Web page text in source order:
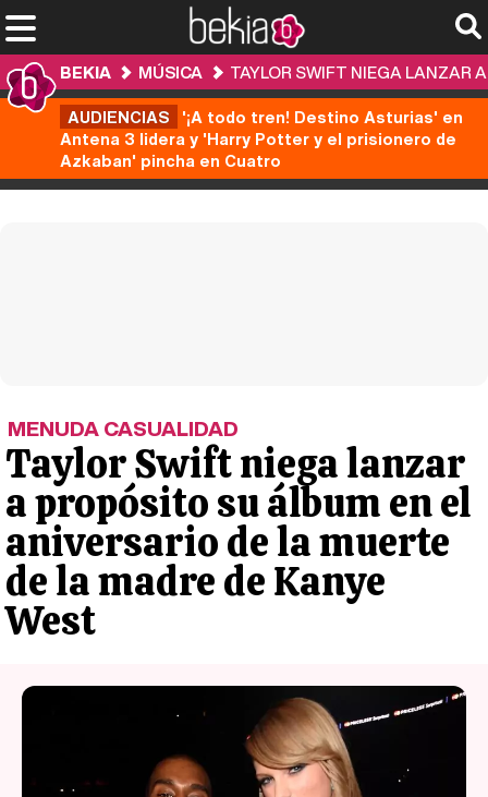
BEKIA MÚSICA
TAYLOR SWIFT NIEGA LANZAR
AUDIENCIAS '¡A todo tren! Destino Asturias' en
Antena 3 lidera y 'Harry Potter y el prisionero de
Azkaban' pincha en Cuatro
MENUDA CASUALIDAD
Taylor Swift niega lanzar
a propósito su álbum en el
aniversario de la muerte
de la madre de Kanye
West